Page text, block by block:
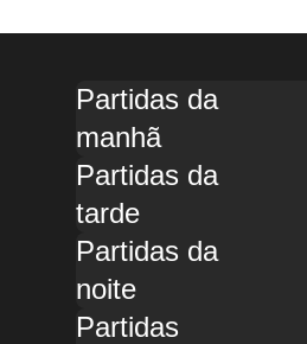
Partidas da
manhã
Partidas da
tarde
Partidas da
noite
Partidas